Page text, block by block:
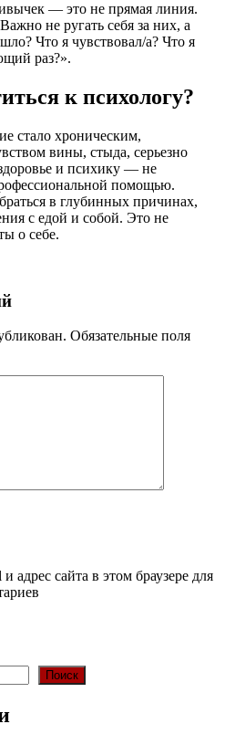
— это не прямая линия.
не ругать себя за них, а
Что я чувствовал/а? Что я
раз?».
к психологу?
стало хроническим,
вины, стыда, серьезно
и психику — не
помощью.
в глубинных причинах,
с едой и собой. Это не
о себе.
Обязательные поля
адрес сайта в этом браузере для
Поиск